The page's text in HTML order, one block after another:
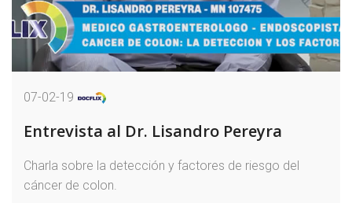
07-02-19
Entrevista al Dr. Lisandro Pereyra
Charla sobre la detección y factores de riesgo del
cáncer de colon.